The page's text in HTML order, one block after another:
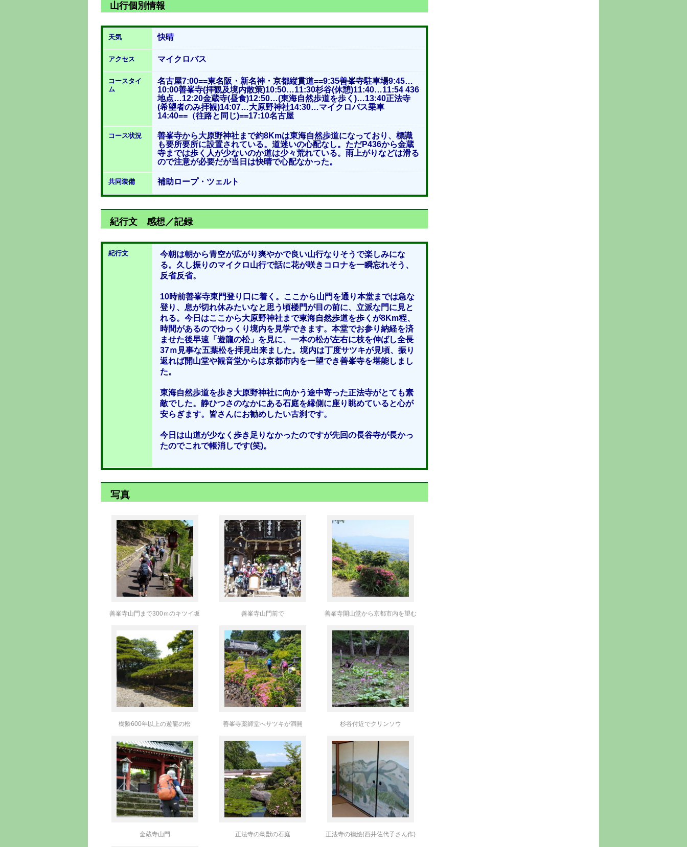
山行個別情報
天気 快晴
アクセス マイクロバス
コースタイ
ム
名古屋7:00==東名阪・新名神・京都縦貫道==9:35善峯寺駐車場9:45…
10:00善峯寺(拝観及境内散策)10:50…11:30杉谷(休憩)11:40…11:54 436
地点…12:20金蔵寺(昼食)12:50…(東海自然歩道を歩く)…13:40正法寺
(希望者のみ拝観)14:07…大原野神社14:30…マイクロバス乗車
14:40==（往路と同じ)==17:10名古屋
コース状況
善峯寺から大原野神社まで約8Kmは東海自然歩道になっており、標識
も要所要所に設置されている。道迷いの心配なし。ただP436から金蔵
寺までは歩く人が少ないのか道は少々荒れている。雨上がりなどは滑る
ので注意が必要だが当日は快晴で心配なかった。
共同装備 補助ロープ・ツェルト
紀行文 感想／記録
紀行文
今朝は朝から青空が広がり爽やかで良い山行なりそうで楽しみにな
る。久し振りのマイクロ山行で話に花が咲きコロナを一瞬忘れそう、
反省反省。
10時前善峯寺東門登り口に着く。ここから山門を通り本堂までは急な
登り、息が切れ休みたいなと思う頃楼門が目の前に、立派な門に見と
れる。今日はここから大原野神社まで東海自然歩道を歩くが8Km程、
時間があるのでゆっくり境内を見学できます。本堂でお参り納経を済
ませた後早速「遊龍の松」を見に、一本の松が左右に枝を伸ばし全長
37ｍ見事な五葉松を拝見出来ました。境内は丁度サツキが見頃、振り
返れば開山堂や観音堂からは京都市内を一望でき善峯寺を堪能しまし
た。
東海自然歩道を歩き大原野神社に向かう途中寄った正法寺がとても素
敵でした。静ひつさのなかにある石庭を縁側に座り眺めていると心が
安らぎます。皆さんにお勧めしたい古刹です。
今日は山道が少なく歩き足りなかったのですが先回の長谷寺が長かっ
たのでこれで帳消しです(笑)。
写真
善峯寺山門まで300ｍのキツイ坂 善峯寺山門前で 善峯寺開山堂から京都市内を望む
樹齢600年以上の遊龍の松 善峯寺薬師堂へサツキが満開 杉谷付近でクリンソウ
金蔵寺山門 正法寺の鳥獣の石庭 正法寺の襖絵(西井佐代子さん作)